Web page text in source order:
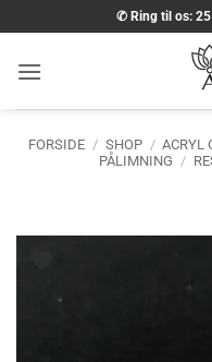
til
indhold
✆ Ring til os:
FORSIDE / SHOP / ACRYL
PÅLIMNING /